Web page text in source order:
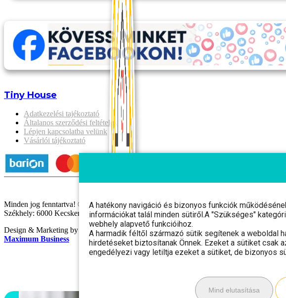
Tiny House
Adatkezelési tajékoztató
Általanos szerződési feltételek
Lépjen kapcsolatba velünk
Vásárlói tájékoztató
Minden jog fenntartva! © 2025 Gaia Szíve Kft.
Székhely: 6000 Kecskemét, Fáklya utca 8. 1. em. 2. Cégjegyzékszám: 03 09 126962
Design & Marketing by
Maximum Business
A hatékony navigáció és bizonyos funkciók
információkat talál minden sütiről.A "Szükséges"
webhely alapvető funkcióihoz.
A harmadik féltől származó sütik segítenek a weboldal
hirdetéseket biztosítanak Önnek. Ezeket a sütiket csak
engedélyezi vagy letiltja ezeket a sütiket, de bizonyos
Mind elutasítása